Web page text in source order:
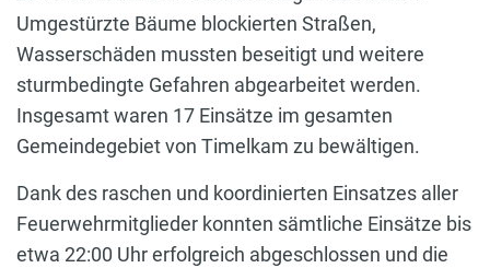
Umgestürzte Bäume blockierten Straßen,
Wasserschäden mussten beseitigt und weitere
sturmbedingte Gefahren abgearbeitet werden.
Insgesamt waren 17 Einsätze im gesamten
Gemeindegebiet von Timelkam zu bewältigen.
Dank des raschen und koordinierten Einsatzes aller
Feuerwehrmitglieder konnten sämtliche Einsätze bis
etwa 22:00 Uhr erfolgreich abgeschlossen und die